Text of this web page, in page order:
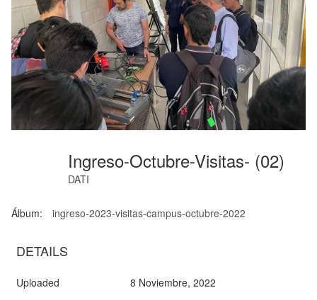
Ingreso-Octubre-Visitas- (02)
DATI
Álbum: ingreso-2023-visitas-campus-octubre-2022
DETAILS
Uploaded 8 Noviembre, 2022